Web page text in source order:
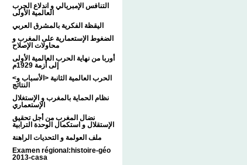
التنافس الإمبريالي و اندلاع الحرب
العالمية الأولى
اليقظة الفكرية بالمشرق العربي
الضغوط الإستعمارية على المغرب و
محاولات الإصلاح
أوربا من نهاية الحرب العالمية الأولى
إلى أزمة 1929م
<الحرب العالمية الثانية <الأسباب و
النتائج
نظام الحماية بالمغرب و الإستغلال
الإستعماري
نضال المغرب من أجل تحقيق
الإستقلال و استكمال الوحدة الترابية
ملف العولمة و التحديات الراهنة
Examen régional:histoire-géo
2013-casa